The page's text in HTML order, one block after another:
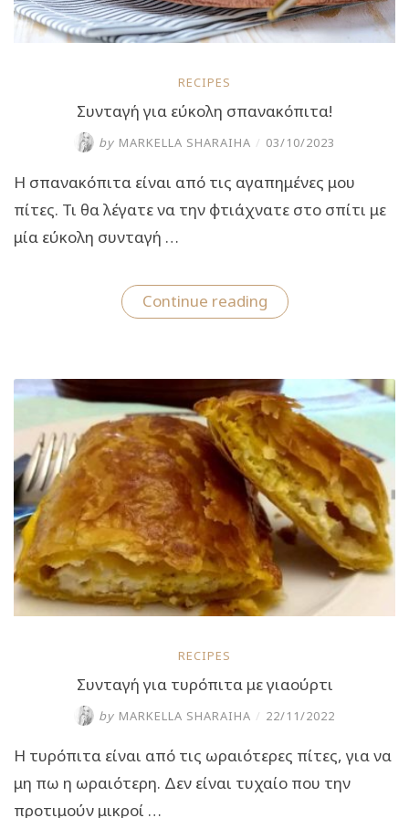
RECIPES
Συνταγή για εύκολη σπανακόπιτα!
by MARKELLA SHARAIHA / 03/10/2023
Η σπανακόπιτα είναι από τις αγαπημένες μου
πίτες. Τι θα λέγατε να την φτιάχνατε στο σπίτι με
μία εύκολη συνταγή …
Continue reading“Συνταγή
για
RECIPES
Συνταγή για τυρόπιτα με γιαούρτι
by MARKELLA SHARAIHA / 22/11/2022
Η τυρόπιτα είναι από τις ωραιότερες πίτες, για να
μη πω η ωραιότερη. Δεν είναι τυχαίο που την
προτιμούν μικροί …